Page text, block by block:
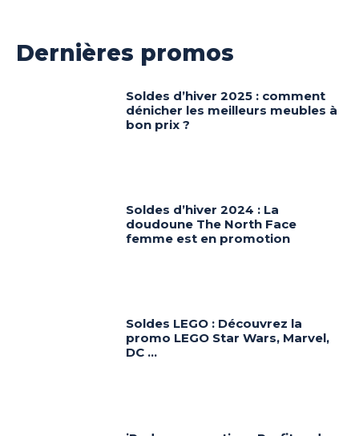
Dernières promos
Soldes d’hiver 2025 : comment
dénicher les meilleurs meubles à
bon prix ?
Soldes d’hiver 2024 : La
doudoune The North Face
femme est en promotion
Soldes LEGO : Découvrez la
promo LEGO Star Wars, Marvel,
DC …